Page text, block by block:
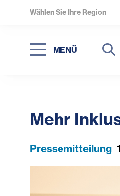
Wählen Sie Ihre Region
MENÜ
Suche
Suche
Mehr
Pressemitteilung